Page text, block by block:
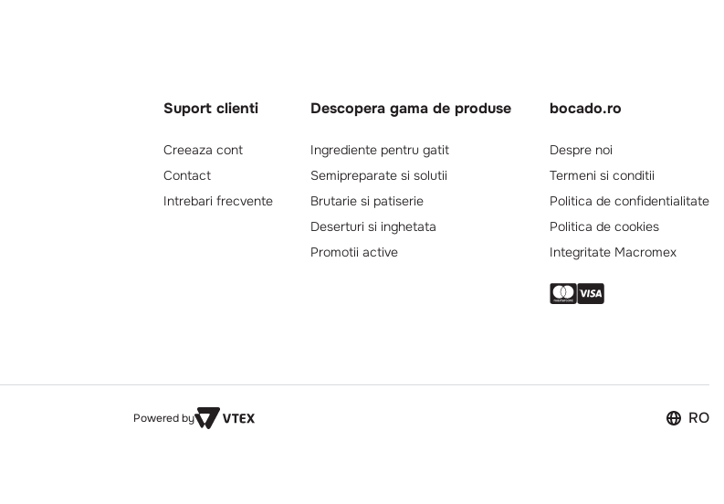
Suport clienti
Creeaza cont
Contact
Intrebari frecvente
Descopera gama de produse
Ingrediente pentru gatit
Semipreparate si solutii
Brutarie si patiserie
Deserturi si inghetata
Promotii active
bocado.ro
Despre noi
Termeni si conditii
Politica de confidentialitate
Politica de cookies
Integritate Macromex
Powered by RO